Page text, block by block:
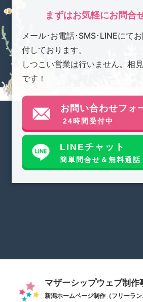
まずはお気軽にお問合
メール･お電話･SMS･LINEにて
付しております。
しつこい営業は行いません。相
です！
お問い合わせフォ
24時間受付中
LINEチャット
簡単問合せ＆無料通話
マザーシップウェブ制作
新潟ホームページ制作（フリーラン